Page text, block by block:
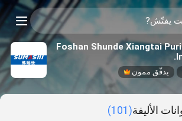
Foshan Shunde Xiangtai
يدقّق ممون
الأليفة(101)